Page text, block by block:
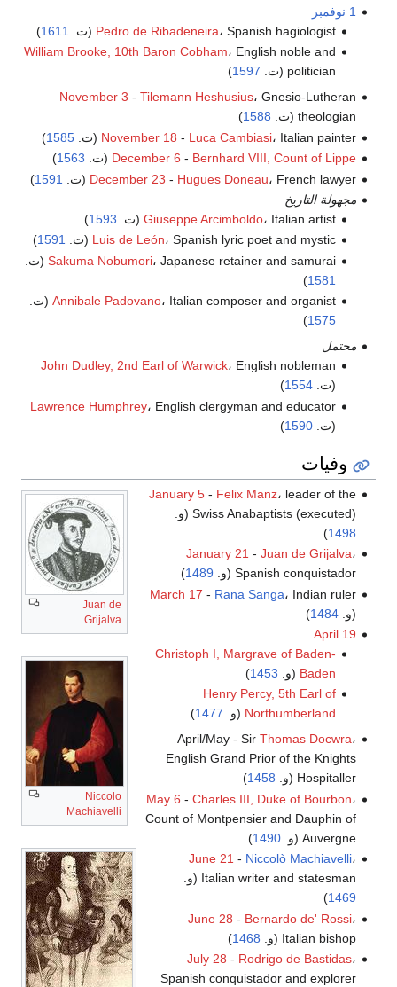
1 نوفمبر
Pedro de Ribadeneira، Spanish hagiologist (ت. 1611
)
William Brooke, 10th Baron Cobham، English noble and
politician (ت.
1597
)
November 3 - Tilemann Heshusius، Gnesio-Lutheran
theologian (ت.
1588
)
November 18 - Luca Cambiasi، Italian painter (ت. 1585
)
December 6 - Bernhard VIII, Count of Lippe (ت. 1563
)
December 23 - Hugues Doneau، French lawyer (ت. 1591
)
مجهولة التاريخ
Giuseppe Arcimboldo، Italian artist (ت. 1593
)
Luis de León، Spanish lyric poet and mystic (ت. 1591
)
Sakuma Nobumori، Japanese retainer and samurai (ت.
1581
)
Annibale Padovano، Italian composer and organist (ت.
1575
)
محتمل
John Dudley, 2nd Earl of Warwick، English nobleman
(ت. 1554
)
Lawrence Humphrey، English clergyman and educator
(ت. 1590
)
وفيات
Juan de
Grijalva
Niccolo
Machiavelli
January 5- Felix Manz، leader of the
Swiss Anabaptists (executed) (و.
1498
)
January 21 - Juan de Grijalva،
Spanish conquistador (و.
1489
)
March 17 - Rana Sanga، Indian ruler
(و.1484
)
April 19
Christoph I, Margrave of Baden-
Baden (و. 1453
)
Henry Percy, 5th Earl of
Northumberland (و. 1477
)
April/May - Sir Thomas Docwra،
English Grand Prior of the Knights
Hospitaller (و.
1458
)
May 6 - Charles III, Duke of Bourbon،
Count of Montpensier and Dauphin of
Auvergne (و.
1490
)
June 21 - Niccolò Machiavelli،
Italian writer and statesman (و.
1469
)
June 28 - Bernardo de' Rossi،
Italian bishop (و.
1468
)
July 28 - Rodrigo de Bastidas،
Spanish conquistador and explorer